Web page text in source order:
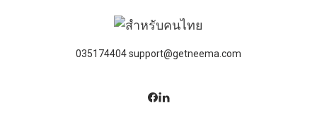
035174404 support@getneema.com